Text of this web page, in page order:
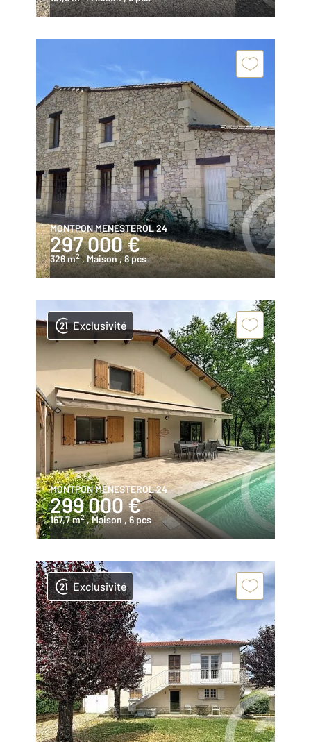
MONTPON MENESTEROL 24
297 000 €
326 m2 , Maison, 8 pcs
Exclusivité
MONTPON MENESTEROL 24
299 000 €
167,7 m2 , Maison, 6 pcs
Exclusivité